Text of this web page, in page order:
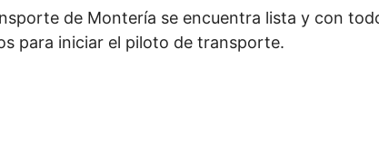
de Montería se encuentra lista y con
para iniciar el piloto de transporte.